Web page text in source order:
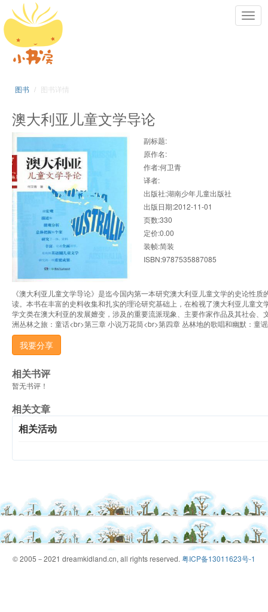
图书 图书详情
澳大利亚儿童文学导论
副标题:
原作名:
作者:何卫青
译者:
出版社:湖南少年儿童出版社
出版日期:2012-11-01
页数:330
定价:0.00
装帧:简装
ISBN:9787535887085
《澳大利亚儿童文学导论》是迄今国内第一本研究澳大利亚儿童文学的史论性
读。本书在丰富的史料收集和扎实的理论研究基础上，在检视了澳大利亚儿童
学文类在澳大利亚的发展嬗变，涉及的重要流派现象、主要作家作品及其社会、
洲丛林之旅：童话<br>第三章 小说万花筒<br>第四章 丛林地的歌唱和幽默：童
我要分享
相关书评
暂无书评！
相关文章
相关活动
© 2005－2021 dreamkidland.cn, all rights reserved. 粤ICP备13011623号-1